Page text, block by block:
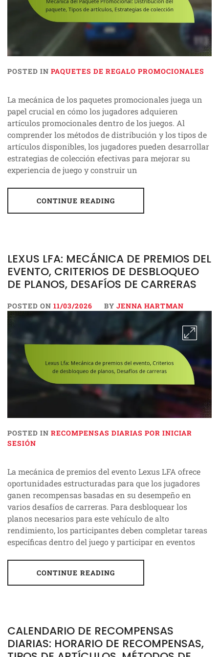
POSTED IN PAQUETES DE REGALO PROMOCIONALES
La mecánica de los paquetes promocionales juega un
papel crucial en cómo los jugadores adquieren
artículos promocionales dentro de los juegos. Al
comprender los métodos de distribución y los tipos de
artículos disponibles, los jugadores pueden desarrollar
estrategias de colección efectivas para mejorar su
experiencia de juego y construir un
CONTINUE READING
LEXUS LFA: MECÁNICA DE PREMIOS DEL
EVENTO, CRITERIOS DE DESBLOQUEO
DE PLANOS, DESAFÍOS DE CARRERAS
POSTED ON 11/03/2026 BY JENNA HARTMAN
POSTED IN RECOMPENSAS DIARIAS POR INICIAR
SESIÓN
La mecánica de premios del evento Lexus LFA ofrece
oportunidades estructuradas para que los jugadores
ganen recompensas basadas en su desempeño en
varios desafíos de carreras. Para desbloquear los
planos necesarios para este vehículo de alto
rendimiento, los participantes deben completar tareas
específicas dentro del juego y participar en eventos
CONTINUE READING
CALENDARIO DE RECOMPENSAS
DIARIAS: HORARIO DE RECOMPENSAS,